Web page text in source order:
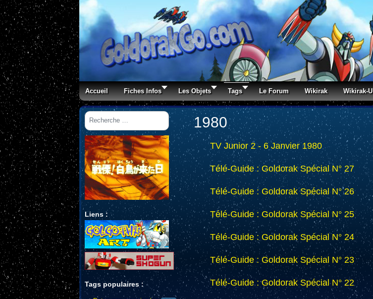
Accueil Fiches Infos Les Objets Tags Le Forum Wikirak Wikirak-U
Rechercher
Liens :
Tags populaires :
1980
TV Junior 2 - 6 Janvier 1980
Télé-Guide : Goldorak Spécial N° 27
Télé-Guide : Goldorak Spécial N° 26
Télé-Guide : Goldorak Spécial N° 25
Télé-Guide : Goldorak Spécial N° 24
Télé-Guide : Goldorak Spécial N° 23
Télé-Guide : Goldorak Spécial N° 22